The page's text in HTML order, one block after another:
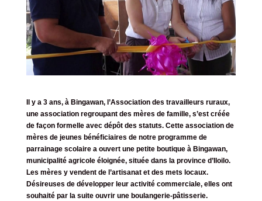
Il y a 3 ans, à Bingawan, l’Association des travailleurs ruraux,
une association regroupant des mères de famille, s’est créée
de façon formelle avec dépôt des statuts. Cette association de
mères de jeunes bénéficiaires de notre programme de
parrainage scolaire a ouvert une petite boutique à Bingawan,
municipalité agricole éloignée, située dans la province d’Iloilo.
Les mères y vendent de l’artisanat et des mets locaux.
Désireuses de développer leur activité commerciale, elles ont
souhaité par la suite ouvrir une boulangerie-pâtisserie.